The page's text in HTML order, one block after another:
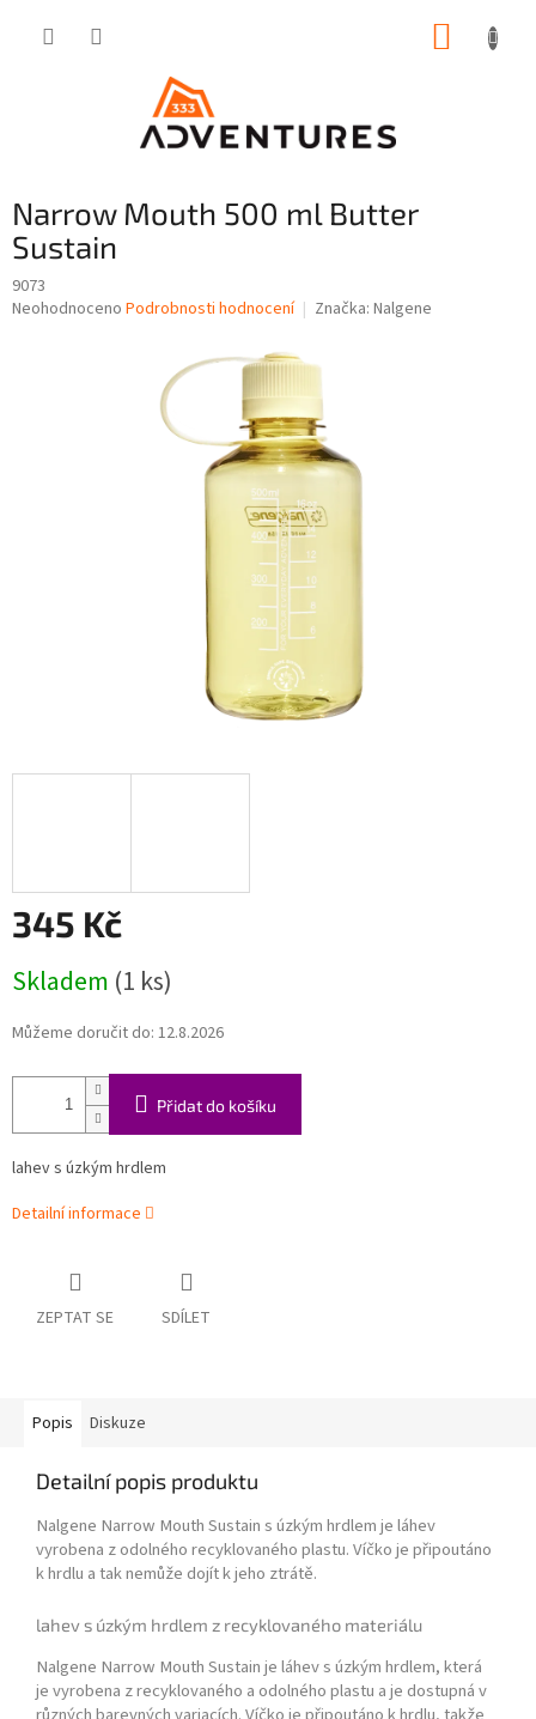
Narrow Mouth 500 ml Butter
Sustain
9073
Průměrné
Neohodnoceno Podrobnosti hodnocení Značka: Nalgene
345 Kč
cena:
Skladem (1 ks)
Můžeme doručit do: 12.8.2026
Přidat do košíku
lahev s úzkým hrdlem
Detailní informace
ZEPTAT SE SDÍLET
Popis Diskuze
Detailní popis produktu
Nalgene Narrow Mouth Sustain s úzkým hrdlem je láhev
vyrobena z odolného recyklovaného plastu. Víčko je připoutáno
k hrdlu a tak nemůže dojít k jeho ztrátě.
lahev s úzkým hrdlem z recyklovaného materiálu
Nalgene Narrow Mouth Sustain je láhev s úzkým hrdlem, která
je vyrobena z recyklovaného a odolného plastu a je dostupná v